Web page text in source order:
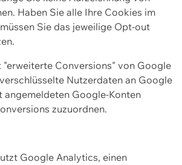
Haben Sie alle Ihre Cookies im
Sie das jeweilige Opt-out
"erweiterte Conversions" von Google
Nutzerdaten an Google
angemeldeten Google-Konten
zuzuordnen.
Google Analytics, einen